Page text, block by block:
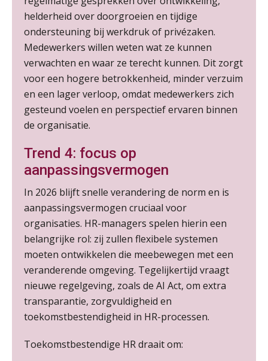
helderheid over doorgroeien en tijdige
ondersteuning bij werkdruk of privézaken.
Medewerkers willen weten wat ze kunnen
verwachten en waar ze terecht kunnen. Dit zorgt
voor een hogere betrokkenheid, minder verzuim
en een lager verloop, omdat medewerkers zich
gesteund voelen en perspectief ervaren binnen
de organisatie.
Trend 4: focus op
aanpassingsvermogen
In 2026 blijft snelle verandering de norm en is
aanpassingsvermogen cruciaal voor
organisaties. HR-managers spelen hierin een
belangrijke rol: zij zullen flexibele systemen
moeten ontwikkelen die meebewegen met een
veranderende omgeving. Tegelijkertijd vraagt
nieuwe regelgeving, zoals de AI Act, om extra
transparantie, zorgvuldigheid en
toekomstbestendigheid in HR-processen.
Toekomstbestendige HR draait om:
AUG Markus Verbeek Praehep
01
SEP
Cursus Van salarisadministrateur naar beloningsadviseur (basis)
MOCuitgevers
SEP
Online cursus Wwft voor salarisadministrateurs (inclusief praktijkmodellen)
MOCuitgevers
07
SEP
MOCuitgevers
SEP
MOCuitgevers
08
SEP
Tweedaagse online Excel training voor de salarisadministrateur (verdieping, specialisatie en AI)
MOCuitgevers
SEP
Cursus Samenwerken financiële- en salarisadministratie
MOCuitgevers
SEP
MOCuitgevers